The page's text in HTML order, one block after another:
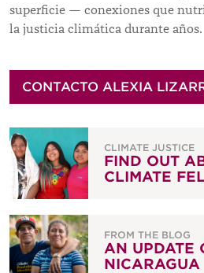
CLIMATE JUSTICE
FIND OUT
CLIMATE
FROM THE BLOG
AN UPDATE
NICARAGUA
superficie — conexiones que
la justicia climática durante años.
CONTACTO ALEXIA